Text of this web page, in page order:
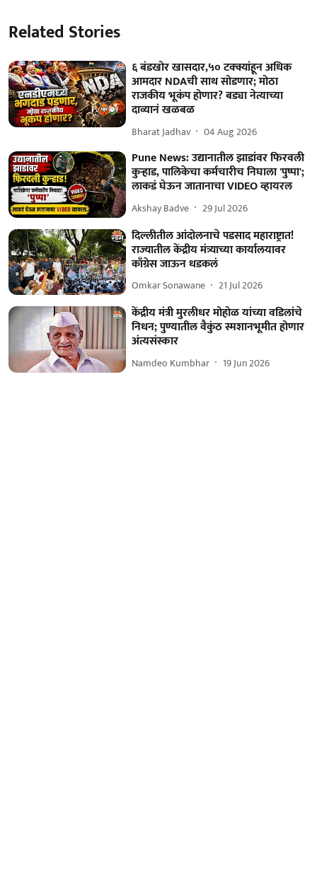
Related Stories
६ बंडखोर खासदार,५० टक्क्यांहून अधिक
आमदार NDAची साथ सोडणार; मोठा
राजकीय भूकंप होणार? बड्या नेत्याच्या
दाव्यानं खळबळ
Bharat Jadhav 04 Aug 2026
Pune News: उद्यानातील झाडांवर फिरवली
कुऱ्हाड, पालिकेचा कर्मचारीच निघाला 'पुष्पा';
लाकडं घेऊन जातानाचा VIDEO व्हायरल
Akshay Badve 29 Jul 2026
दिल्लीतील आंदोलनाचे पडसाद महाराष्ट्रात!
राज्यातील केंद्रीय मंत्र्याच्या कार्यालयावर
काँग्रेस जाऊन धडकलं
Omkar Sonawane 21 Jul 2026
केंद्रीय मंत्री मुरलीधर मोहोळ यांच्या वडिलांचे
निधन; पुण्यातील वैकुंठ स्मशानभूमीत होणार
अंत्यसंस्कार
Namdeo Kumbhar 19 Jun 2026